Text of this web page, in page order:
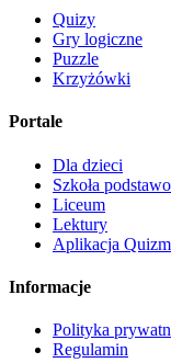
Quizy
Gry logiczne
Puzzle
Krzyżówki
Portale
Dla dzieci
Szkoła
Liceum
Lektury
Aplikacja
Informacje
Polityka
Regulamin